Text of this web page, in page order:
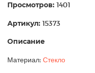
Просмотров: 1401
Артикул: 15373
Описание
Материал: Стекло